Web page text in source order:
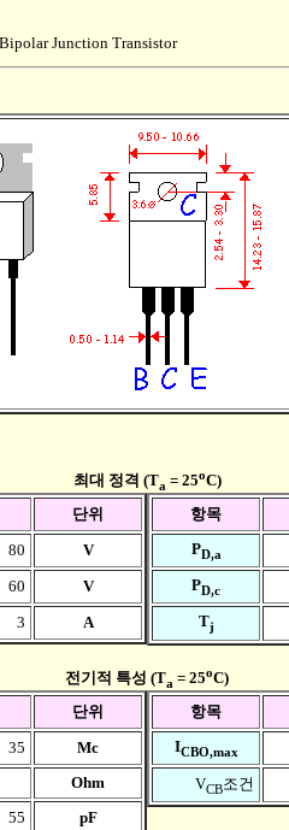
Junction Transistor
최대 정격 (Ta = 25oC)
단위
80
V
60
V
3 A
항목
PD,a
PD,c
Tj
전기적 특성 (Ta = 25oC)
단위
35
Mc
Ohm
55 pF
항목
ICBO,max
VCB조건